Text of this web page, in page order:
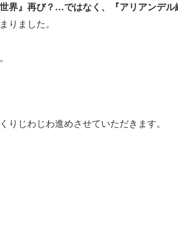
界』再び？…ではなく、『アリアンデル
りました。
じわじわ進めさせていただきます。